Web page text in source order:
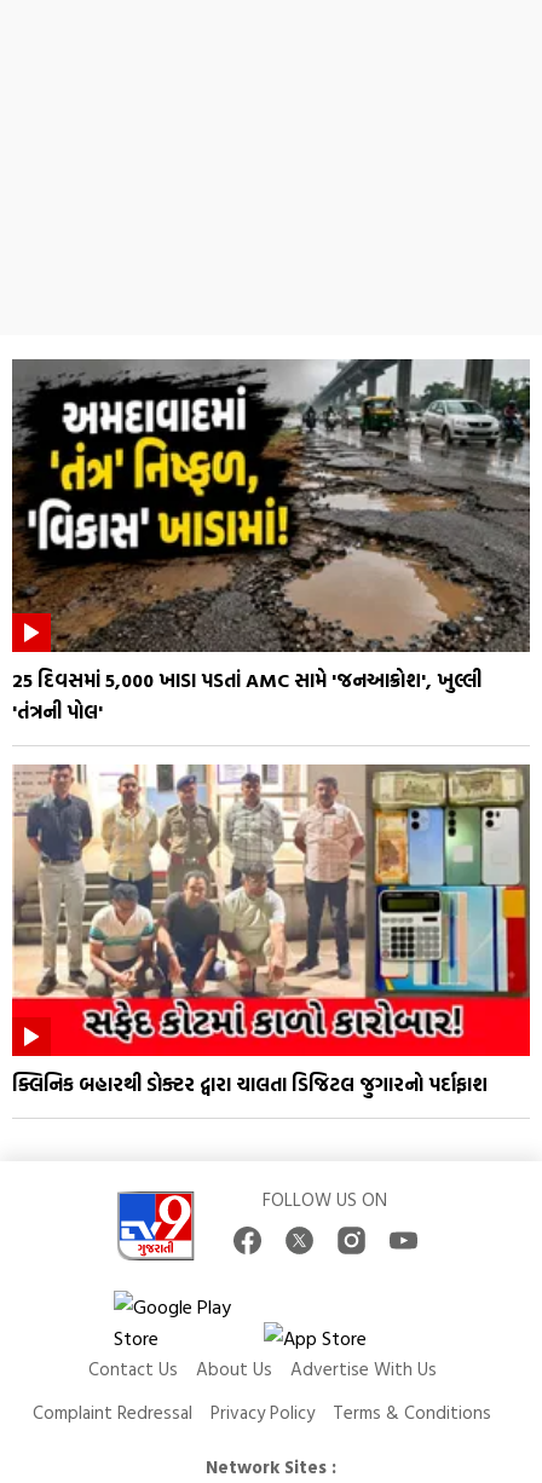
25 દિવસમાં 5,000 ખાડા પડતાં AMC સામે 'જનઆક્રોશ', ખુલ્લી
'તંત્રની પોલ'
ક્લિનિક બહારથી ડોક્ટર દ્વારા ચાલતા ડિજિટલ જુગારનો પર્દાફાશ
FOLLOW US ON
Contact Us About Us
Advertise With Us
Complaint Redressal
Privacy Policy
Terms & Conditions
Network Sites :